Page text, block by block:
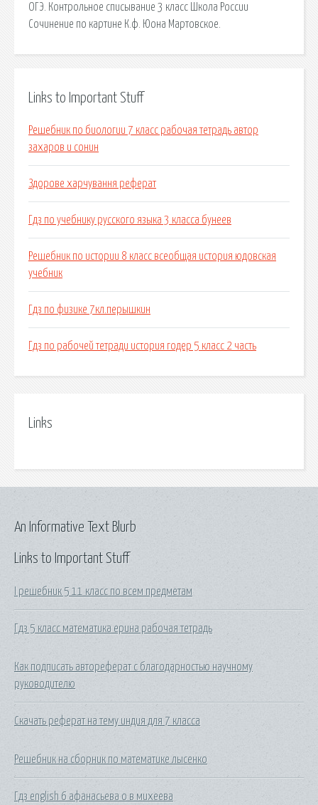
ОГЭ. Контрольное списывание 3 класс Школа России
Сочинение по картине К.ф. Юона Мартовское.
Links to Important Stuff
Решебник по биологии 7 класс рабочая тетрадь автор
захаров и сонин
Здорове харчування реферат
Гдз по учебнику русского языка 3 класса бунеев
Решебник по истории 8 класс всеобщая история юдовская
учебник
Гдз по физике 7кл.перышкин
Гдз по рабочей тетради история годер 5 класс 2 часть
Links
Links to Important Stuff
I решебник 5 11 класс по всем предметам
Гдз 5 класс математика ерина рабочая тетрадь
Как подписать автореферат с благодарностью научному
руководителю
Скачать реферат на тему индия для 7 класса
Решебник на сборник по математике лысенко
Гдз english 6 афанасьева о в михеева
An Informative Text Blurb